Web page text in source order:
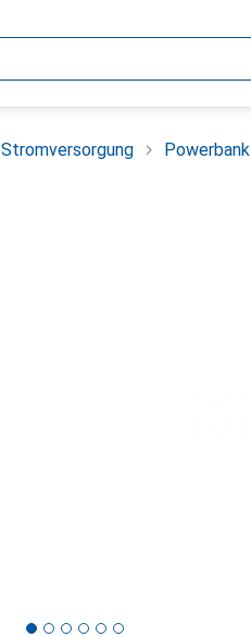
Stromversorgung Powerbank